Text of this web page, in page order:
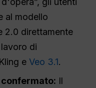
al modello
2.0 direttamente
di
eVeo 3.1.
Il